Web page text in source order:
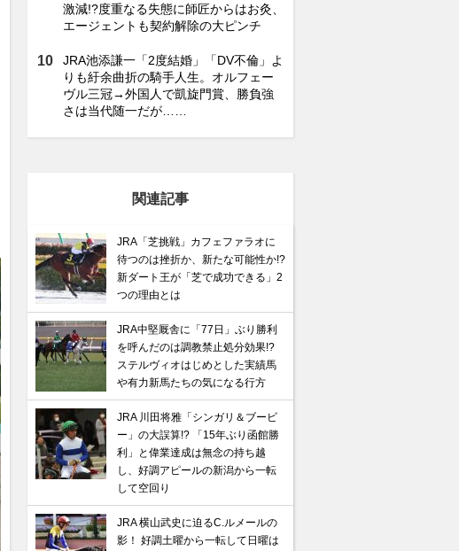
激減!?度重なる失態に師匠からはお灸、
エージェントも契約解除の大ピンチ
JRA池添謙一「2度結婚」「DV不倫」よ
りも紆余曲折の騎手人生。オルフェー
ヴル三冠→外国人で凱旋門賞、勝負強
さは当代随一だが……
関連記事
JRA「芝挑戦」カフェファラオに
待つのは挫折か、新たな可能性か!?
新ダート王が「芝で成功できる」2
つの理由とは
JRA中堅厩舎に「77日」ぶり勝利
を呼んだのは調教禁止処分効果!?
ステルヴィオはじめとした実績馬
や有力新馬たちの気になる行方
JRA 川田将雅「シンガリ＆ブービ
ー」の大誤算!? 「15年ぶり函館勝
利」と偉業達成は無念の持ち越
し、好調アピールの新潟から一転
して空回り
JRA 横山武史に迫るC.ルメールの
影！ 好調土曜から一転して日曜は